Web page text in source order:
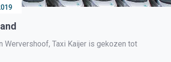
Wervershoof, Taxi Kaijer is gekozen tot